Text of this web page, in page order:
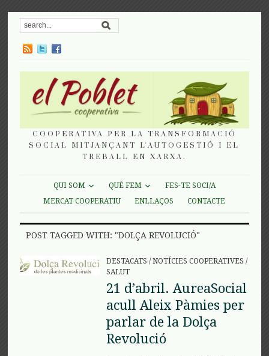
COOPERATIVA PER LA TRANSFORMACIÓ
SOCIAL MITJANÇANT L'AUTOGESTIÓ I EL
TREBALL EN XARXA.
QUI SOM QUÈ FEM
FES-TE SOCI/A
MERCAT COOPERATIU
ENLLAÇOS CONTACTE
POST TAGGED WITH: "DOLÇA REVOLUCIÓ"
DESTACATS /NOTÍCIES COOPERATIVES /
SALUT
21 d’abril. AureaSocial
acull Aleix Pàmies per
parlar de la Dolça
Revolució